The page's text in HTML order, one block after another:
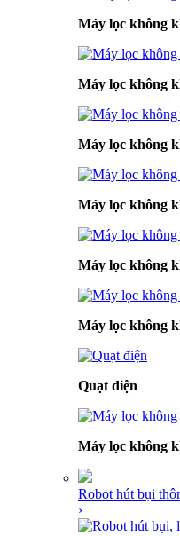
Máy lọc không
Máy lọc không
Máy lọc không
Máy lọc không
Máy lọc không
Máy lọc không
Quạt điện
Máy lọc không
Robot hút bụi
›